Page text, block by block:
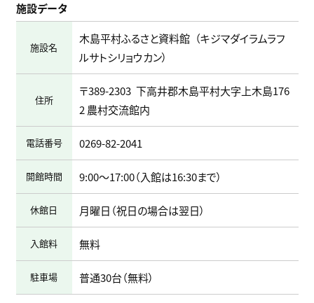
施設データ
施設名
木島平村ふるさと資料館
キジマダイラムラフ
ルサトシリョウカン
住所
〒389-2303 下高井郡木島平村大字上木島176
2 農村交流館内
電話番号 0269-82-2041
開館時間 9:00～17:00（入館は16:30まで）
休館日 月曜日（祝日の場合は翌日）
入館料 無料
駐車場 普通30台（無料）